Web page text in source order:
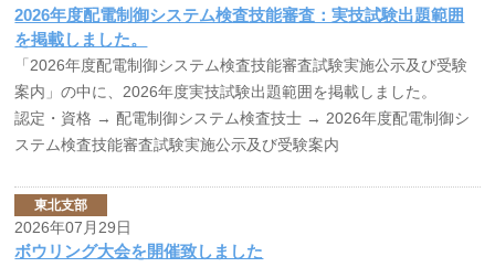
2026年度配電制御システム検査技能審査：実技試験出題範囲
を掲載しました。
「2026年度配電制御システム検査技能審査試験実施公示及び受験
案内」の中に、2026年度実技試験出題範囲を掲載しました。
認定・資格 →配電制御システム検査技士 → 2026年度配電制御シ
ステム検査技能審査試験実施公示及び受験案内
東北支部
2026年07月29日
ボウリング大会を開催致しました